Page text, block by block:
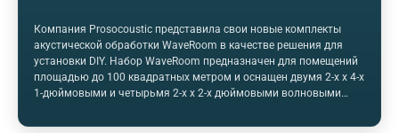
Компания Prosocoustic представила свои новые комплекты
акустической обработки WaveRoom в качестве решения для
установки DIY. Набор WaveRoom предназначен для помещений
площадью до 100 квадратных метром и оснащен двумя 2-х х 4-х
1-дюймовыми и четырьмя 2-х х 2-х дюймовыми волновыми
для монтажа. Дополнительные комплекты Booster с 2 'x 4' или 2